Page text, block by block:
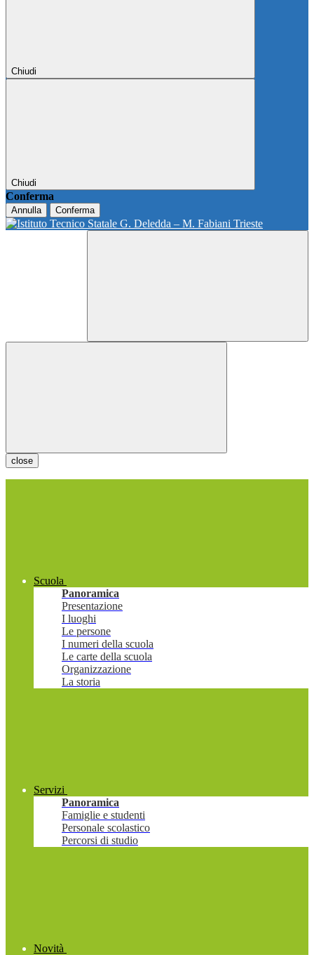
Chiudi
Chiudi
Conferma
Annulla Conferma
close
Scuola
Panoramica
Presentazione
I luoghi
Le persone
I numeri della scuola
Le carte della scuola
Organizzazione
La storia
Servizi
Panoramica
Famiglie e studenti
Personale scolastico
Percorsi di studio
Novità